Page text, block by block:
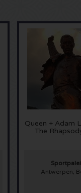
Queen + Adam
The
Antwerpen,